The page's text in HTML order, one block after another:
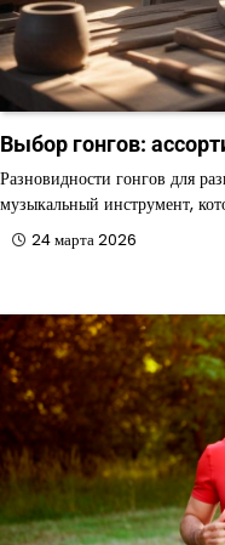
Выбор гонгов:
Разновидности гонгов для
музыкальный инструмент,
24 марта 2026